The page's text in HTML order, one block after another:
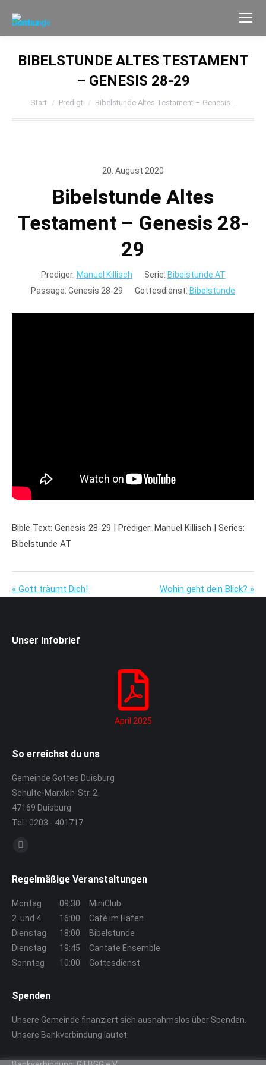
BIBELSTUNDE ALTES TESTAMENT
– GENESIS 28-29
Sie befinden sich hier:
Start Predigt Bibelstunde Altes Testament – Genesis…
20. August 2020
Bibelstunde Altes
Testament – Genesis 28-
29
Prediger: Manuel Killisch Serie: Bibelstunde AT
Passage: Genesis 28-29 Gottesdienst: Bibelstunde
Bible Text: Genesis 28-29 | Prediger: Manuel Killisch | Series:
Bibelstunde AT
« Gott träumt Dich! Wohin geht dein Blick? »
Unser Infobrief
April 2025
So erreichst du uns
Gemeinde Gottes Duisburg
Schulte-Marxloh-Str. 2
47169 Duisburg
Tel.: 0203 - 401717
Finden Sie uns auf:
page
opens
new
window
Regelmäßige Veranstaltungen
Montag 09:30
MiniClub
2. und 4.
Dienstag
16:00
Café im Hafen
18:00
Bibelstunde
Dienstag
19:45
Cantate Ensemble
Sonntag
10:00 Gottesdienst
Spenden
Unsere Gemeinde finanziert sich ausnahmslos über Spenden.
Unsere Bankverbindung lautet: